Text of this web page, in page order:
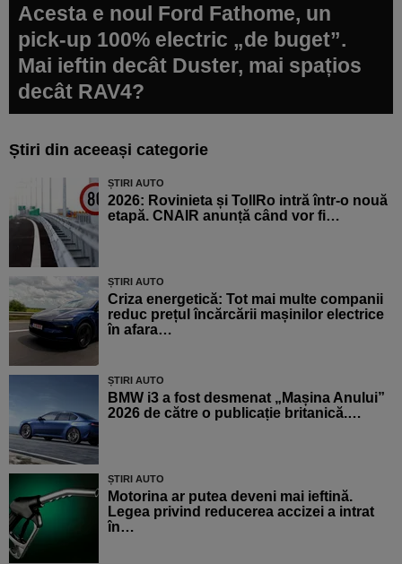
Acesta e noul Ford Fathome, un
pick-up 100% electric „de buget”.
Mai ieftin decât Duster, mai spațios
decât RAV4?
Știri din aceeași categorie
ȘTIRI AUTO
2026: Rovinieta și TollRo intră într-o nouă
etapă. CNAIR anunță când vor fi…
ȘTIRI AUTO
Criza energetică: Tot mai multe companii
reduc prețul încărcării mașinilor electrice
în afara…
ȘTIRI AUTO
BMW i3 a fost desmenat „Mașina Anului”
2026 de către o publicație britanică.…
ȘTIRI AUTO
Motorina ar putea deveni mai ieftină.
Legea privind reducerea accizei a intrat
în…